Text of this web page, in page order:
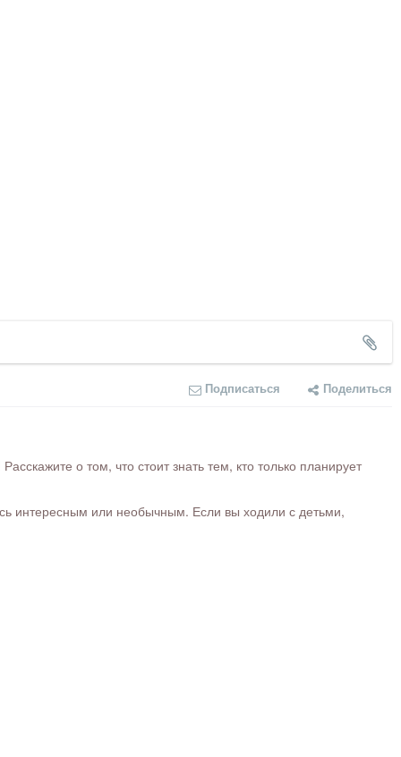
Подписаться Поделиться
о том, что стоит знать тем, кто только планирует
интересным или необычным. Если вы ходили с детьми,